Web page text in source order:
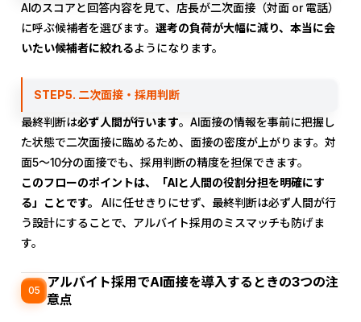
AIのスコアと回答内容を見て、店長が二次面接（対面 or 電話）
に呼ぶ候補者を選びます。 選考の負荷が大幅に減り、本当に会
いたい候補者に絞れるようになります。
STEP5. 二次面接・採用判断
最終判断は必ず人間が行います。AI面接の情報を事前に把握し
た状態で二次面接に臨めるため、面接の密度が上がります。対
面5〜10分の面接でも、採用判断の精度を担保できます。
このフローのポイントは、「AIと人間の役割分担を明確にす
る」ことです。
AIに任せきりにせず、最終判断は必ず人間が行
う設計にすることで、アルバイト採用のミスマッチも防げま
す。
05
アルバイト採用でAI面接を導入するときの3つの注
意点